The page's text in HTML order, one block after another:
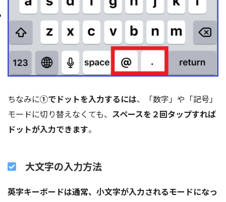
ちなみに①でドットを入力するには、「数字」や「記号」
モードに切り替えなくても、 スペースを２回タップすれば
ドットが入力できます。
大文字の入力方法
英字キーボードは通常、小文字が入力されるモードになっ